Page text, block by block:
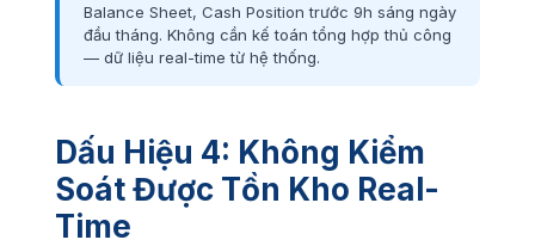
Balance Sheet, Cash Position trước 9h sáng ngày
đầu tháng. Không cần kế toán tổng hợp thủ công
— dữ liệu real-time từ hệ thống.
Dấu Hiệu 4: Không Kiểm
Soát Được Tồn Kho Real-
Time